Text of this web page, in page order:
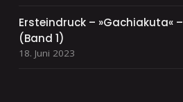
Ersteindruck – »Gachiakuta«
(Band 1)
18. Juni 2023